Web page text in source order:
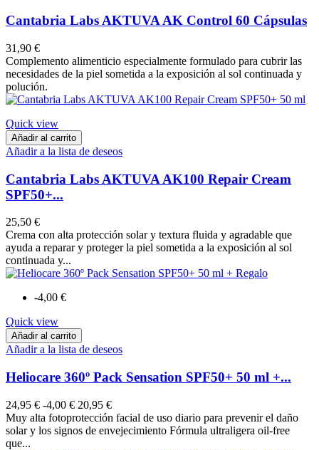
Cantabria Labs AKTUVA AK Control 60 Cápsulas
31,90 €
Complemento alimenticio especialmente formulado para cubrir las
necesidades de la piel sometida a la exposición al sol continuada y
polución.
Quick view
Añadir al carrito
Añadir a la lista de deseos
Cantabria Labs AKTUVA AK100 Repair Cream
SPF50+...
25,50 €
Crema con alta protección solar y textura fluida y agradable que
ayuda a reparar y proteger la piel sometida a la exposición al sol
continuada y...
-4,00 €
Quick view
Añadir al carrito
Añadir a la lista de deseos
Heliocare 360º Pack Sensation SPF50+ 50 ml +...
24,95 € -4,00 € 20,95 €
Muy alta fotoprotección facial de uso diario para prevenir el daño
solar y los signos de envejecimiento Fórmula ultraligera oil-free
que...